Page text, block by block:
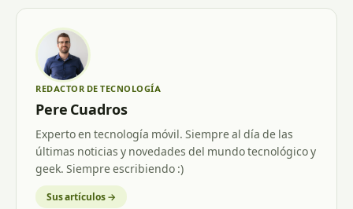
REDACTOR DE TECNOLOGÍA
Pere Cuadros
Experto en tecnología móvil. Siempre al día de las
últimas noticias y novedades del mundo tecnológico y
geek. Siempre escribiendo :)
Sus artículos →